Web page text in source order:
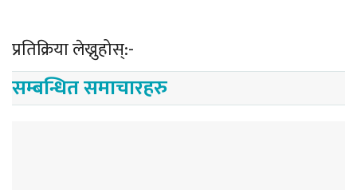
प्रतिक्रिया लेख्नुहोस्:-
सम्बन्धित समाचारहरु